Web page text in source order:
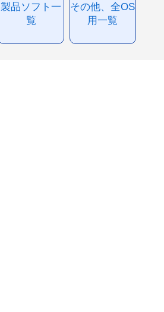
製品ソフト一
覧
その他、全OS
用一覧